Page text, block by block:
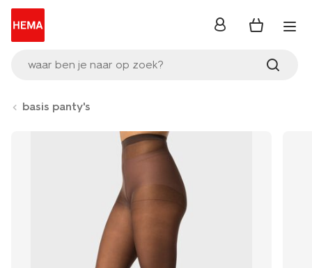
waar ben je naar op zoek?
inloggen
basis panty's